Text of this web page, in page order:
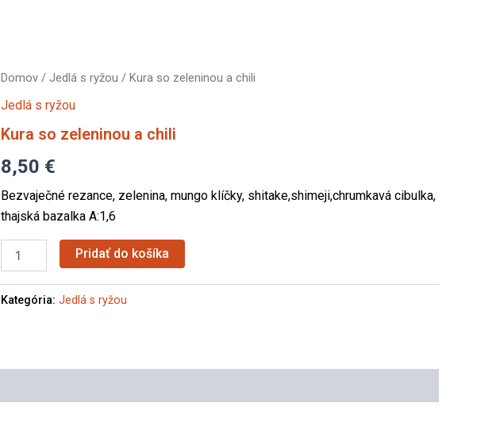
Domov / Jedlá s ryžou / Kura so zeleninou a chili
Jedlá s ryžou
Kura so zeleninou a chili
8,50 €
Bezvaječné rezance, zelenina, mungo klíčky, shitake,shimeji,chrumkavá cibulka,
thajská bazalka A:1,6
množstvo
so
a
Pridať do košíka
Kategória: Jedlá s ryžou